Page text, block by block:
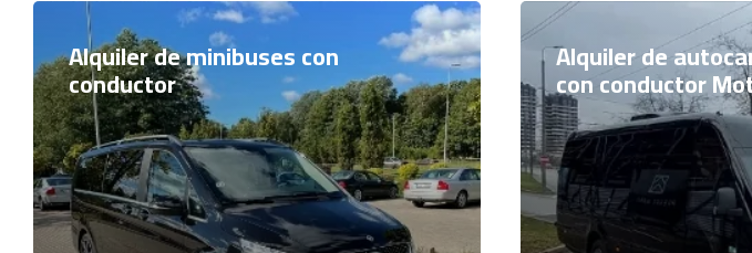
Alquiler de minibuses con
conductor
Alquiler de
con conductor